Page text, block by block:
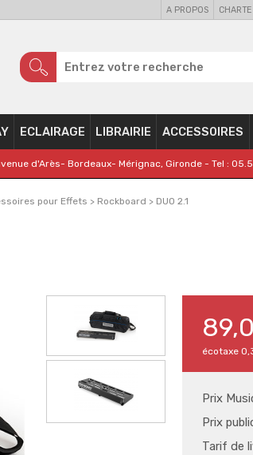
A PROPOS
ECLAIRAGE LIBRAIRIE ACCESSOIRES
d'Arès- Bordeaux- Mérignac, Gironde - Tel :
pour Effets > Rockboard > DUO 2.1
écotaxe
Prix
Prix
Tarif de